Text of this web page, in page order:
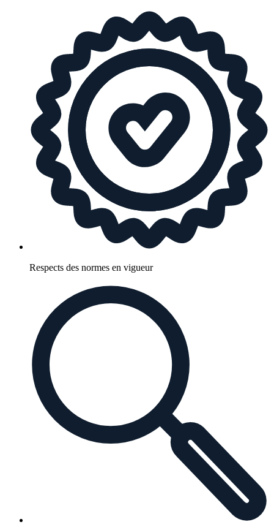
Respects des normes en vigueur